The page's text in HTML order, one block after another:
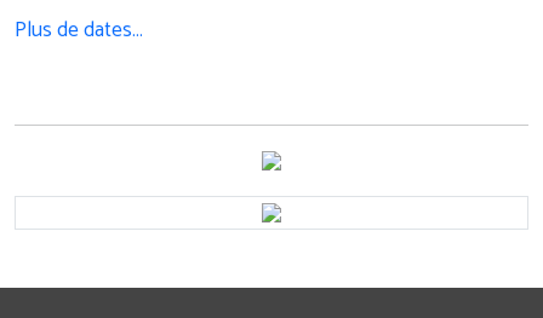
Plus de dates…